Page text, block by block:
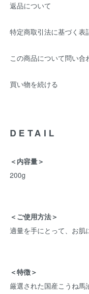
返品について
特定商取引法に基づく表
この商品について問い合
買い物を続ける
DETAIL
＜内容量＞
200g
＜ご使用方法＞
適量を手にとって、お肌
＜特徴＞
厳選された国産こうね